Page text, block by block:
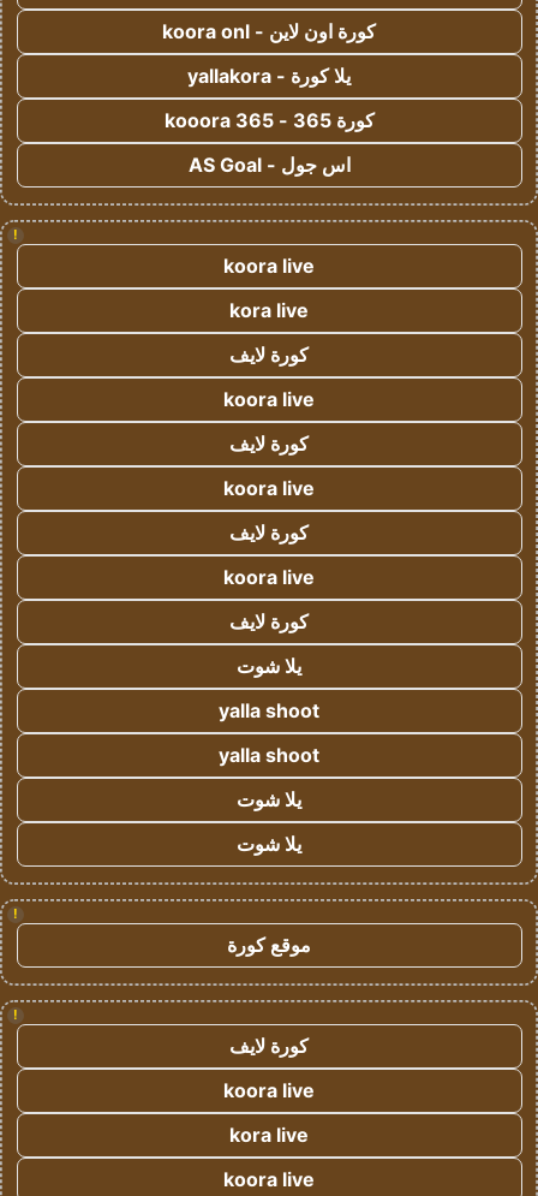
كورة اون لاين - koora onl
يلا كورة - yallakora
كورة 365 - kooora 365
اس جول - AS Goal
!
koora live
kora live
كورة لايف
koora live
كورة لايف
koora live
كورة لايف
koora live
كورة لايف
يلا شوت
yalla shoot
yalla shoot
يلا شوت
يلا شوت
!
موقع كورة
!
كورة لايف
koora live
kora live
koora live